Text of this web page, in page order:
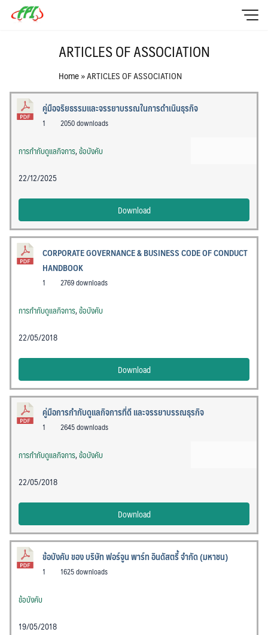
Skip
Investor Relation
Policy
English
ARTICLES OF ASSOCIATION
Home»ARTICLES OF ASSOCIATION
คู่มือจริยธรรมและจรรยาบรรณในการดำเนินธุรกิจ
1 2050 downloads
การกำกับดูแลกิจการ,ข้อบังคับ
22/12/2025
Download
CORPORATE GOVERNANCE & BUSINESS CODE OF CONDUCT
HANDBOOK
1 2769 downloads
การกำกับดูแลกิจการ,ข้อบังคับ
22/05/2018
Download
คู่มือการกำกับดูแลกิจการที่ดี และจรรยาบรรณธุรกิจ
1 2645 downloads
การกำกับดูแลกิจการ,ข้อบังคับ
22/05/2018
Download
ข้อบังคับ ของ บริษัท ฟอร์จูน พาร์ท อินดัสตรี้ จำกัด (มหาชน)
1 1625 downloads
ข้อบังคับ
19/05/2018